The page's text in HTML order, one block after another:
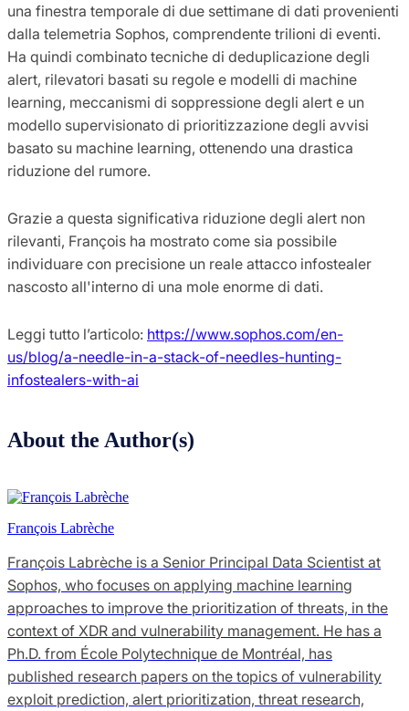
una finestra temporale di due settimane di dati provenienti
dalla telemetria Sophos, comprendente trilioni di eventi.
Ha quindi combinato tecniche di deduplicazione degli
alert, rilevatori basati su regole e modelli di machine
learning, meccanismi di soppressione degli alert e un
modello supervisionato di prioritizzazione degli avvisi
basato su machine learning, ottenendo una drastica
riduzione del rumore.
Grazie a questa significativa riduzione degli alert non
rilevanti, François ha mostrato come sia possibile
individuare con precisione un reale attacco infostealer
nascosto all'interno di una mole enorme di dati.
Leggi tutto l’articolo: https://www.sophos.com/en-
us/blog/a-needle-in-a-stack-of-needles-hunting-
infostealers-with-ai
About the Author(s)
François Labrèche
François Labrèche is a Senior Principal Data Scientist at
Sophos, who focuses on applying machine learning
approaches to improve the prioritization of threats, in the
context of XDR and vulnerability management. He has a
Ph.D. from École Polytechnique de Montréal, has
published research papers on the topics of vulnerability
exploit prediction, alert prioritization, threat research,